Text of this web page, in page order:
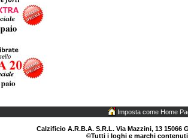
Imposta come Home
Calzificio A.R.B.A. S.R.L. Via Mazzini, 13 15066
©Tutti i loghi e marchi